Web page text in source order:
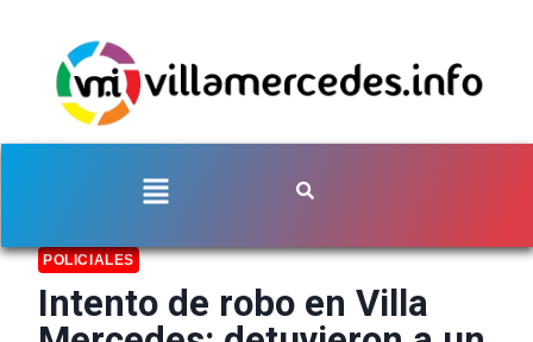
POLICIALES
Intento de robo en Villa